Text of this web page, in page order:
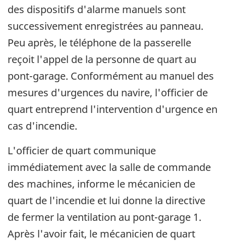
des dispositifs d'alarme manuels sont
successivement enregistrées au panneau.
Peu après, le téléphone de la passerelle
reçoit l'appel de la personne de quart au
pont-garage. Conformément au manuel des
mesures d'urgences du navire, l'officier de
quart entreprend l'intervention d'urgence en
cas d'incendie.
L'officier de quart communique
immédiatement avec la salle de commande
des machines, informe le mécanicien de
quart de l'incendie et lui donne la directive
de fermer la ventilation au pont-garage 1.
Après l'avoir fait, le mécanicien de quart